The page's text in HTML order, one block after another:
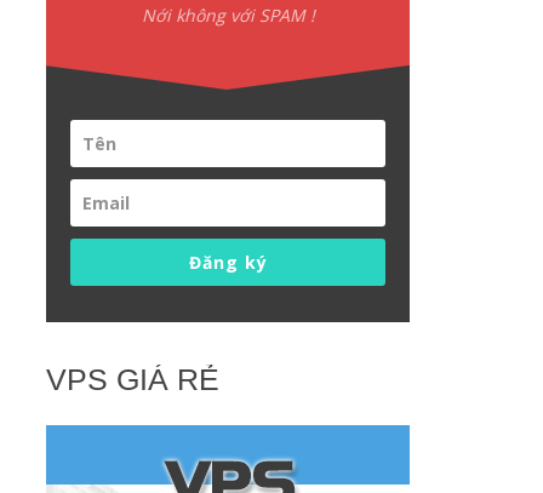
Nới không với SPAM !
Đăng ký
VPS GIÁ RẺ